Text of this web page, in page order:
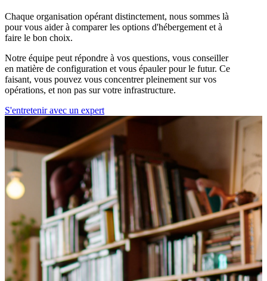
Chaque organisation opérant distinctement, nous sommes là
pour vous aider à comparer les options d'hébergement et à
faire le bon choix.
Notre équipe peut répondre à vos questions, vous conseiller
en matière de configuration et vous épauler pour le futur. Ce
faisant, vous pouvez vous concentrer pleinement sur vos
opérations, et non pas sur votre infrastructure.
S'entretenir avec un expert